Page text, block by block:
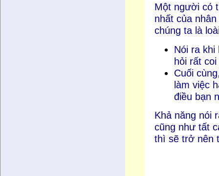
Một người có
nhất của
chúng ta là
Nói ra
hỏi rất
Cuối
làm việc
điều bạn
Khả năng nói
cũng như tất
thì sẽ trở nên